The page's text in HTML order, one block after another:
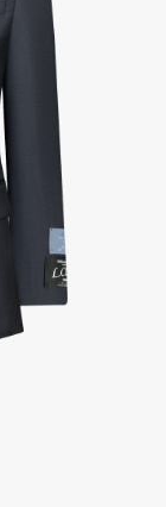
담팀으로 요청 주시면, 한
시기 바랍니다.
우 3주까지도 소요됩니다.
니다.
.